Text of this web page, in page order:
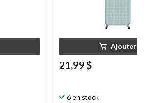
Ajouter
21,99 $
6 en stock